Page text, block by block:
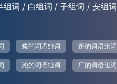
组词 / 白组词 / 子组词 / 安组词
瘙的词语组词 距的词语组词
沌的词语组词 厂的词语组词